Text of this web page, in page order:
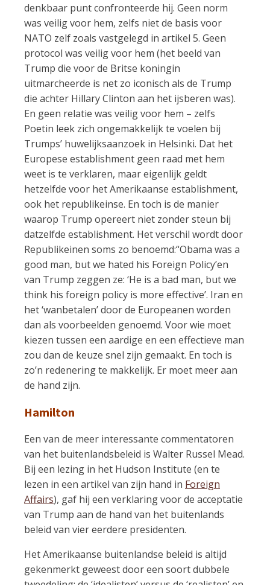
denkbaar punt confronteerde hij. Geen norm
was veilig voor hem, zelfs niet de basis voor
NATO zelf zoals vastgelegd in artikel 5. Geen
protocol was veilig voor hem (het beeld van
Trump die voor de Britse koningin
uitmarcheerde is net zo iconisch als de Trump
die achter Hillary Clinton aan het ijsberen was).
En geen relatie was veilig voor hem – zelfs
Poetin leek zich ongemakkelijk te voelen bij
Trumps’ huwelijksaanzoek in Helsinki. Dat het
Europese establishment geen raad met hem
weet is te verklaren, maar eigenlijk geldt
hetzelfde voor het Amerikaanse establishment,
ook het republikeinse. En toch is de manier
waarop Trump opereert niet zonder steun bij
datzelfde establishment. Het verschil wordt door
Republikeinen soms zo benoemd:“Obama was a
good man, but we hated his Foreign Policy’en
van Trump zeggen ze: ‘He is a bad man, but we
think his foreign policy is more effective’. Iran en
het ‘wanbetalen’ door de Europeanen worden
dan als voorbeelden genoemd. Voor wie moet
kiezen tussen een aardige en een effectieve man
zou dan de keuze snel zijn gemaakt. En toch is
zo’n redenering te makkelijk. Er moet meer aan
de hand zijn.
Hamilton
Een van de meer interessante commentatoren
van het buitenlandsbeleid is Walter Russel Mead.
Bij een lezing in het Hudson Institute (en te
lezen in een artikel van zijn hand in Foreign
Affairs), gaf hij een verklaring voor de acceptatie
van Trump aan de hand van het buitenlands
beleid van vier eerdere presidenten.
Het Amerikaanse buitenlandse beleid is altijd
gekenmerkt geweest door een soort dubbele